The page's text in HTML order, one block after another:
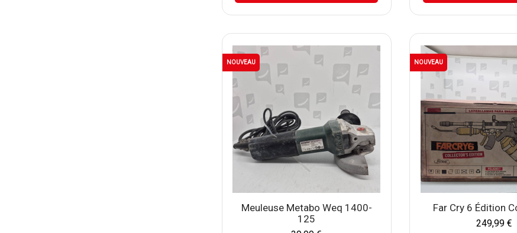
Meuleuse Metabo Weq 1400-
125
NOUVEAU
Far Cry 6 Édition
249,99 €
NOUVEAU